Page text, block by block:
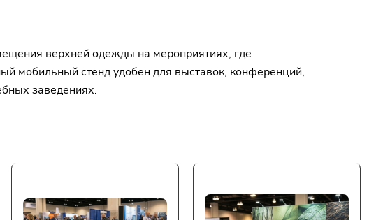
верхней одежды на мероприятиях, где
мобильный стенд удобен для выставок, конференций,
заведениях.